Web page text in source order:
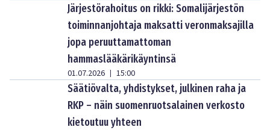
Järjestörahoitus on rikki: Somalijärjestön
toiminnanjohtaja maksatti veronmaksajilla
jopa peruuttamattoman
hammaslääkärikäyntinsä
01.07.2026 | 15:00
Säätiövalta, yhdistykset, julkinen raha ja
RKP – näin suomenruotsalainen verkosto
kietoutuu yhteen